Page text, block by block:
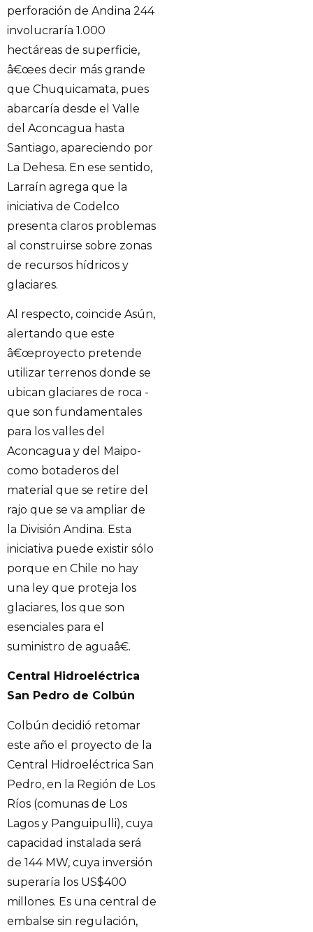
perforación de Andina 244
involucraría 1.000
hectáreas de superficie,
â€œes decir más grande
que Chuquicamata, pues
abarcaría desde el Valle
del Aconcagua hasta
Santiago, apareciendo por
La Dehesa. En ese sentido,
Larraín agrega que la
iniciativa de Codelco
presenta claros problemas
al construirse sobre zonas
de recursos hídricos y
glaciares.
Al respecto, coincide Asún,
alertando que este
â€œproyecto pretende
utilizar terrenos donde se
ubican glaciares de roca -
que son fundamentales
para los valles del
Aconcagua y del Maipo-
como botaderos del
material que se retire del
rajo que se va ampliar de
la División Andina. Esta
iniciativa puede existir sólo
porque en Chile no hay
una ley que proteja los
glaciares, los que son
esenciales para el
suministro de aguaâ€.
Central Hidroeléctrica
San Pedro de Colbún
Colbún decidió retomar
este año el proyecto de la
Central Hidroeléctrica San
Pedro, en la Región de Los
Ríos (comunas de Los
Lagos y Panguipulli), cuya
capacidad instalada será
de 144 MW, cuya inversión
superaría los US$400
millones. Es una central de
embalse sin regulación,